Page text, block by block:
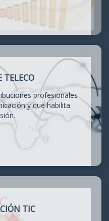
TELECO
profesionales
y que habilita
TIC